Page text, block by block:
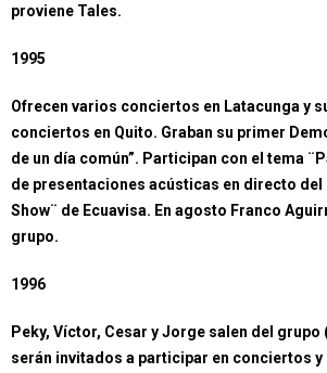
proviene Tales.
1995
Ofrecen varios conciertos en Latacunga y
conciertos en Quito. Graban su primer
de un día común”. Participan con el tema
de presentaciones acústicas en directo del
Show¨ de Ecuavisa. En agosto Franco
grupo.
1996
Peky, Víctor, Cesar y Jorge salen del grupo
serán invitados a participar en conciertos y